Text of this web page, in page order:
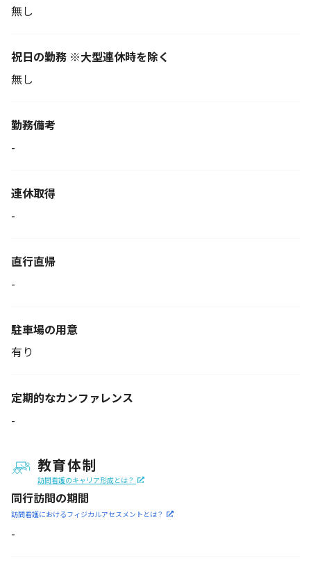
無し
祝日の勤務 ※大型連休時を除く
無し
勤務備考
-
連休取得
-
直行直帰
-
駐車場の用意
有り
定期的なカンファレンス
-
教育体制
訪問看護のキャリア形成とは？
同行訪問の期間
訪問看護におけるフィジカルアセスメントとは？
-